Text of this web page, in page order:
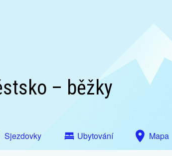
– běžky
Sjezdovky Ubytování Mapa